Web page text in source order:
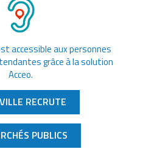
accessible aux personnes
grâce à la solution
Acceo.
RECRUTE
DANS UN NOUVEL ONGLET)
PUBLICS
DANS UN NOUVEL ONGLET)